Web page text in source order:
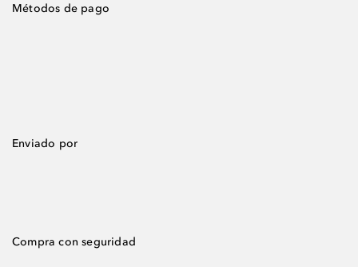
Métodos de pago
Enviado por
Compra con seguridad